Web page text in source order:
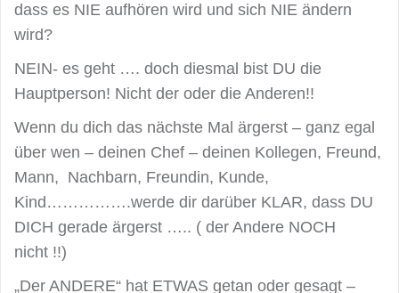
dass es NIE aufhören wird und sich NIE ändern
wird?
NEIN- es geht …. doch diesmal bist DU die
Hauptperson! Nicht der oder die Anderen!!
Wenn du dich das nächste Mal ärgerst – ganz egal
über wen – deinen Chef – deinen Kollegen, Freund,
Mann, Nachbarn, Freundin, Kunde,
Kind…………….werde dir darüber KLAR, dass DU
DICH gerade ärgerst ….. ( der Andere NOCH
nicht !!)
„Der ANDERE“ hat ETWAS getan oder gesagt –